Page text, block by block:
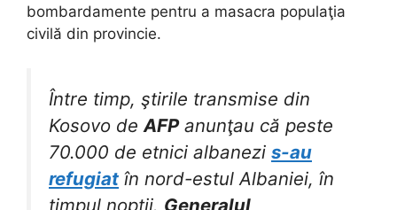
bombardamente pentru a masacra populaţia
civilă din provincie.
Între timp, ştirile transmise din
Kosovo de AFPanunţau că peste
70.000 de etnici albanezi s-au
refugiat în nord-estul Albaniei, în
timpul nopţii. Generalul